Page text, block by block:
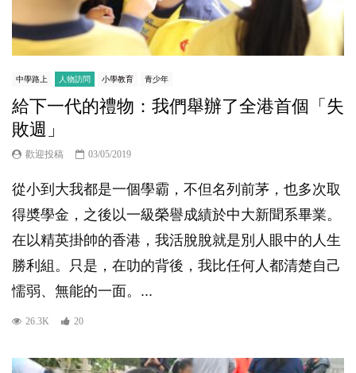
中學路上 人物訪問 小學教育 青少年
給下一代的禮物：我們舉辦了全港首個「失
敗週」
歡迎投稿 03/05/2019
從小到大我都是一個學霸，不但名列前茅，也多次取
得奬學金，之後以一級榮譽成績於中大新聞系畢業。
在以精英掛帥的香港，我活脫脫就是別人眼中的人生
勝利組。只是，在叻的背後，我比任何人都清楚自己
懦弱、無能的一面。...
26.3K 20